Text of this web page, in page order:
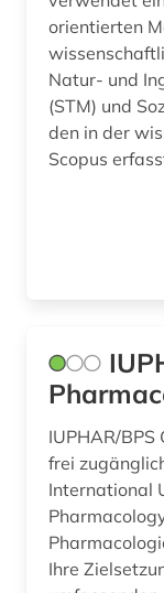
therapie (1)
toxin (1)
toxizität (2)
orientierten
Natur- und
(STM) und
den in der
Scopus
IUPHAR/
frei
International
Ihre